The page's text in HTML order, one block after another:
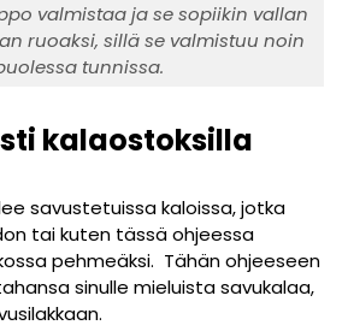
valmistaa ja se sopiikin vallan
ruoaksi, sillä se valmistuu noin
tunnissa.
kalaostoksilla
savustetuissa kaloissa, jotka
tai kuten tässä ohjeessa
pehmeäksi. Tähän ohjeeseen
sinulle mieluista savukalaa,